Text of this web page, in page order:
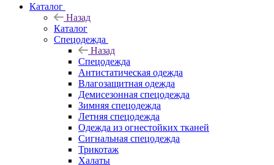
Каталог
Назад
Каталог
Спецодежда
Назад
Спецодежда
Антистатическая одежда
Влагозащитная одежда
Демисезонная спецодежда
Зимняя спецодежда
Летняя спецодежда
Одежда из огнестойких тканей
Сигнальная спецодежда
Трикотаж
Халаты